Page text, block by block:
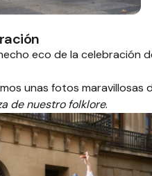
eco de la celebración
unas fotos maravillosas
de nuestro folklore.